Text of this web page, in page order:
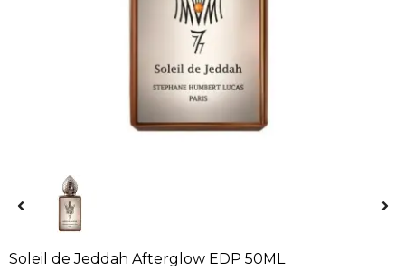
Soleil de Jeddah Afterglow EDP 50ML